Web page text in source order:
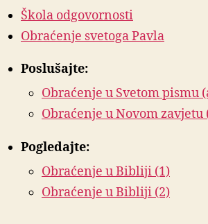
Škola odgovornosti
Obraćenje svetoga Pavla
Poslušajte:
Obraćenje u Svetom pismu
Obraćenje u Novom zavjetu
Pogledajte:
Obraćenje u Bibliji (1)
Obraćenje u Bibliji (2)